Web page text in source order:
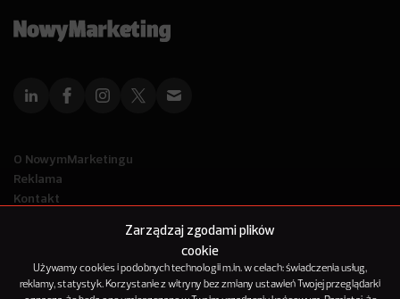
Zarządzaj zgodami plików
cookie
Używamy cookies i podobnych technologii m.in. w celach: świadczenia usług,
reklamy, statystyk. Korzystanie z witryny bez zmiany ustawień Twojej przeglądarki
O NowymMarketingu
Reklama
Kontakt